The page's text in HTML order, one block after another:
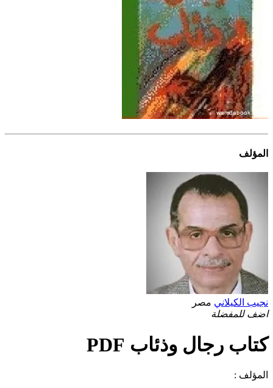
المؤلف
نجيب الكيلاني مصر
اضف للمفضلة
كتاب رجال وذئاب PDF
المؤلف :